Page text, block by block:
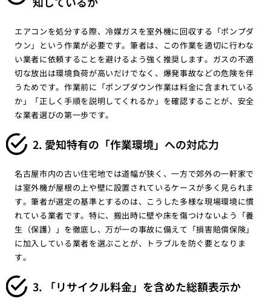
エアコンを処分する際、冷媒ガスを室外機に回収する「ポンプダ
ウン」という作業が必要です。筆者は、この作業を適切に行わな
い業者に依頼することを避けるよう強く推奨します。ガスの不適
切な放出は環境負荷が高いだけでなく、爆発事故などの危険を伴
うためです。作業前に「ポンプダウン作業は料金に含まれている
か」「正しく手順を説明してくれるか」を確認することが、安全
な業者選びの第一歩です。
2. 愛知特有の「作業環境」への対応力
名古屋市内の古い住宅地では道幅が狭く、一方で郊外の一軒家で
は室外機が屋根の上や壁に設置されているケースが多く見られま
す。筆者が選定の基準とするのは、こうした多様な現場環境に慣
れている業者です。特に、搬出時に壁や床を傷つけないよう「養
生（保護）」を徹底し、万が一の事故に備えて「損害賠償保険」
に加入している業者を選ぶことが、トラブルを防ぐ要となりま
す。
3. 「リサイクル料金」を含めた総額表示か